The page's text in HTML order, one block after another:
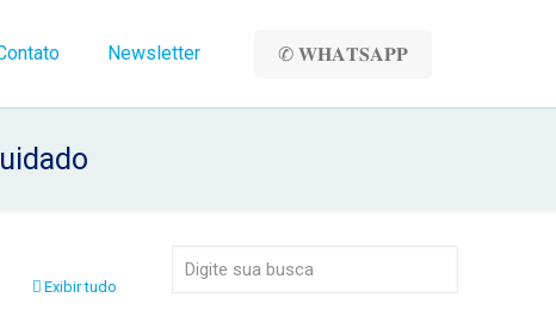
Newsletter ✆ 𝐖𝐇𝐀𝐓𝐒𝐀𝐏𝐏
Exibir tudo